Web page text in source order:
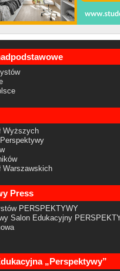
Wyższych
Warszawskich
Press
PERSPEKTYWY
Salon Edukacyjny
„Perspektywy”